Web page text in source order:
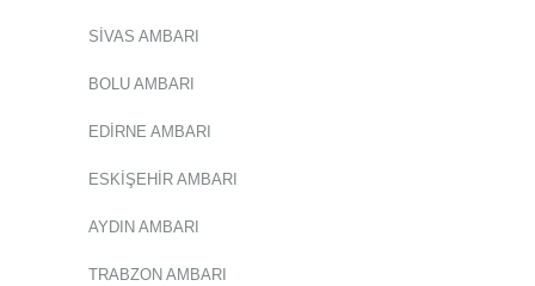
SİVAS AMBARI
BOLU AMBARI
EDİRNE AMBARI
ESKİŞEHİR AMBARI
AYDIN AMBARI
TRABZON AMBARI